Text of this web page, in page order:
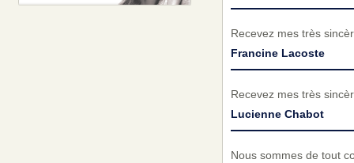
Recevez mes très
Francine Lacoste
Recevez mes très
Lucienne Chabot
Nous sommes de tout